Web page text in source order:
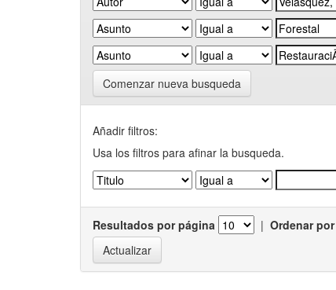
Comenzar nueva busqueda
Añadir filtros:
Usa los filtros para afinar la busqueda.
Resultados por página | Ordenar por